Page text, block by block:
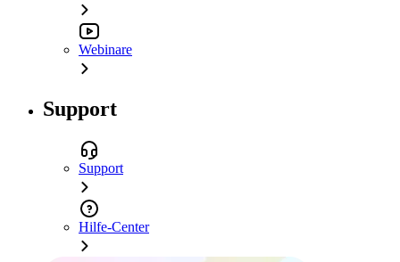
Webinare
Support
Support
Hilfe-Center